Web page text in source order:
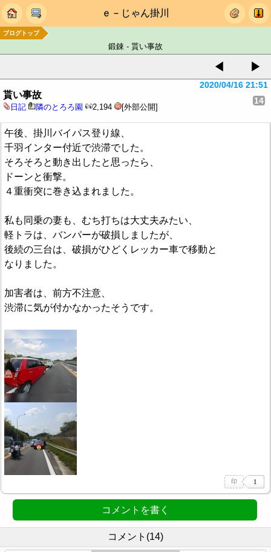
ｅ－じゃん掛川
ブログトップ
鍛錬 - 貰い事故
◀ ▶
貰い事故
日記 隣のとろろ園 2,194 [外部公開]
2020/04/16 21:51
14
午後、掛川バイパス登り線、
千羽インター付近で渋滞でした。
そろそろと動き出したと思ったら、
ドーンと衝撃。
４重衝突に巻き込まれました。
私も同乗の妻も、むち打ちは大丈夫みたい、
軽トラは、バンパーが破損しましたが、
後続の三台は、破損がひどくレッカー車で移動と
なりました。
加害者は、前方不注意、
渋滞に気が付かなかったそうです。
コメントを書く
コメント(14)